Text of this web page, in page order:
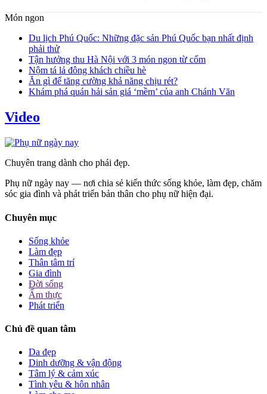
Món ngon
Du lịch Phú Quốc: Những đặc sản Phú Quốc bạn nhất định
phải thử
Tận hưởng thu Hà Nội với 3 món ngon từ cốm
Nộm tá lả đông khách chiều hè
Ăn gì để tăng cường khả năng chịu rét?
Khám phá quán hải sản giá ‘mềm’ của anh Chánh Văn
Video
Chuyên trang dành cho phái đẹp.
Phụ nữ ngày nay — nơi chia sẻ kiến thức sống khỏe, làm đẹp, chăm
sóc gia đình và phát triển bản thân cho phụ nữ hiện đại.
Chuyên mục
Sống khỏe
Làm đẹp
Thân tâm trí
Gia đình
Đời sống
Ẩm thực
Phát triển
Chủ đề quan tâm
Da đẹp
Dinh dưỡng & vận động
Tâm lý & cảm xúc
Tình yêu & hôn nhân